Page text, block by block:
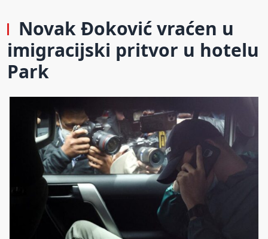
Novak Đoković vraćen u
imigracijski pritvor u hotelu
Park